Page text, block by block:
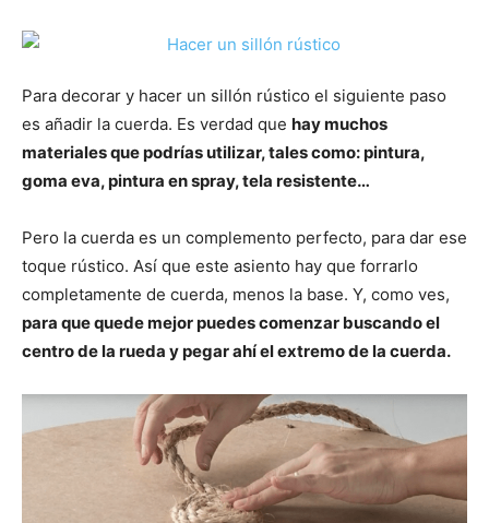
Para decorar y hacer un sillón rústico el siguiente paso
es añadir la cuerda. Es verdad que hay muchos
materiales que podrías utilizar, tales como: pintura,
goma eva, pintura en spray, tela resistente…
Pero la cuerda es un complemento perfecto, para dar ese
toque rústico. Así que este asiento hay que forrarlo
completamente de cuerda, menos la base. Y, como ves,
para que quede mejor puedes comenzar buscando el
centro de la rueda y pegar ahí el extremo de la cuerda.